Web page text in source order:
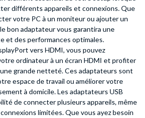
différents appareils et connexions. Que
votre PC à un moniteur ou ajouter un
bon adaptateur vous garantira une
et des performances optimales.
vers HDMI, vous pouvez
ordinateur à un écran HDMI et profiter
grande netteté. Ces adaptateurs sont
espace de travail ou améliorer votre
à domicile. Les adaptateurs USB
de connecter plusieurs appareils, même
limitées. Que vous ayez besoin